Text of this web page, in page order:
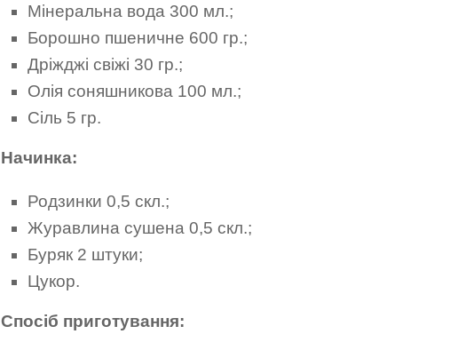
Мінеральна вода 300 мл.;
Борошно пшеничне 600 гр.;
Дріжджі свіжі 30 гр.;
Олія соняшникова 100 мл.;
Сіль 5 гр.
Начинка:
Родзинки 0,5 скл.;
Журавлина сушена 0,5 скл.;
Буряк 2 штуки;
Цукор.
Спосіб приготування: